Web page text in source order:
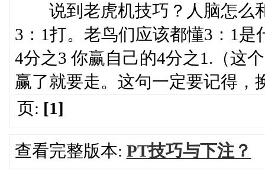
说到老虎机技巧？人脑怎么
3：1打。老鸟们应该都懂3：1
4分之3 你赢自己的4分之1.（这
赢了就要走。这句一定要记得，
页: [1]
查看完整版本: PT技巧与下注？